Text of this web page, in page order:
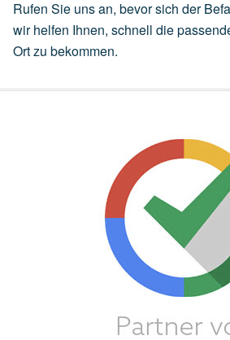
Rufen Sie uns an, bevor sich der
wir helfen Ihnen, schnell die
Ort zu bekommen.